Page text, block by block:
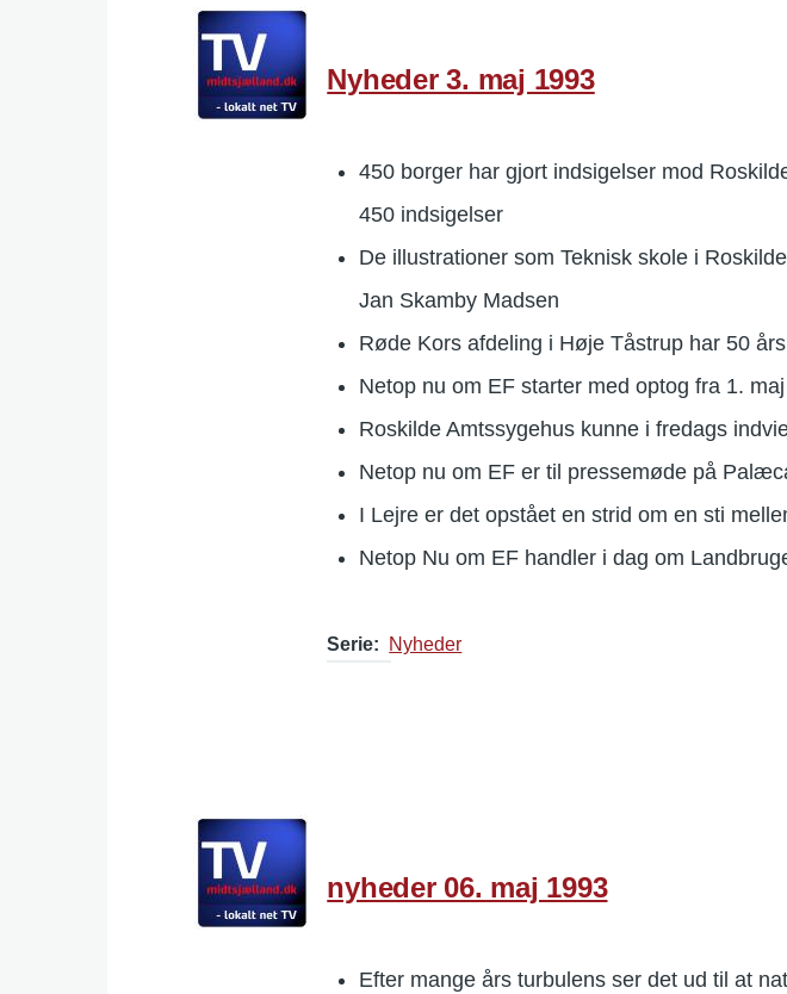
Nyheder 3. maj 1993
450 borger har gjort indsigelser mod
450 indsigelser
De illustrationer som Teknisk skole i
Jan Skamby Madsen
Røde Kors afdeling i Høje Tåstrup har 50
Netop nu om EF starter med optog fra 1. maj
Roskilde Amtssygehus kunne i fredags
Netop nu om EF er til pressemøde på
I Lejre er det opstået en strid om en sti
Netop Nu om EF handler i dag om
Serie Nyheder
nyheder 06. maj 1993
Efter mange års turbulens ser det ud til at